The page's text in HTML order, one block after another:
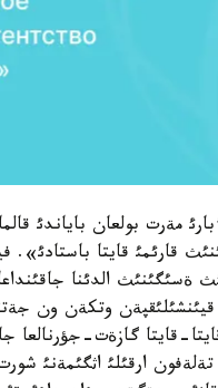
مةرت بولعان باياندئ
قارئمئ قايتا باستادئ».
ةسئگئنئث الدئنا
قيئنشئلئقپةن وتكةن ون
قايتا گازةت-جؤرنالعا
ارقئلئ اثگئمةنئ